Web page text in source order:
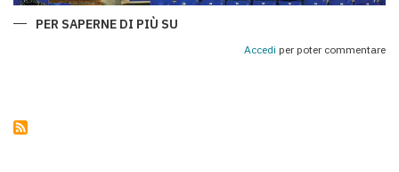
PER SAPERNE DI PIÙ SU
Accedi per poter commentare